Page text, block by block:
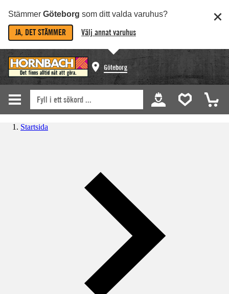
Stämmer Göteborg som ditt valda varuhus?
JA, DET STÄMMER Välj annat varuhus
Göteborg
Startsida